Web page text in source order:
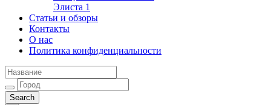
Элиста 1
Статьи и обзоры
Контакты
О нас
Политика конфиденциальности